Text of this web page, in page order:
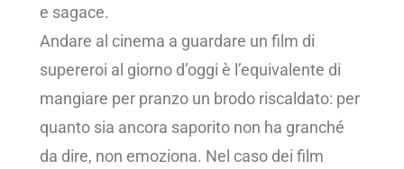
e sagace.
Andare al cinema a guardare un film di
supereroi al giorno d’oggi è l’equivalente di
mangiare per pranzo un brodo riscaldato: per
quanto sia ancora saporito non ha granché
da dire, non emoziona. Nel caso dei film